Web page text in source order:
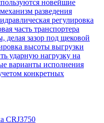
новейшие
разведения
регулировка
часть транспортера
делая зазор под щековой
высоты выгрузки
ударную нагрузку на
варианты исполнения
конкретных